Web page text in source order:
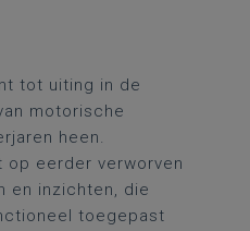
tot uiting in de
motorische
heen.
op eerder verworven
en inzichten, die
toegepast